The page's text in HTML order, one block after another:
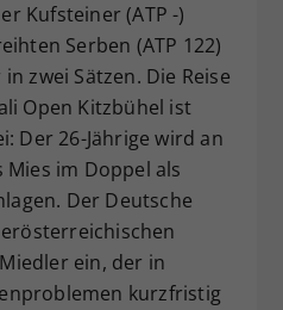
Kufsteiner (ATP -)
Serben (ATP 122)
zwei Sätzen. Die Reise
Open Kitzbühel ist
Der 26-Jährige wird an
Mies im Doppel als
Der Deutsche
ein, der in
kurzfristig